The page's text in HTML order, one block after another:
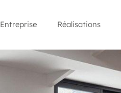
Entreprise Réalisations